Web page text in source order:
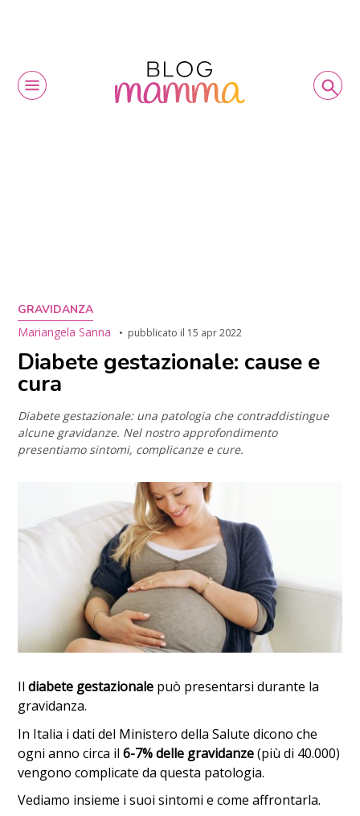
GRAVIDANZA
Mariangela Sanna
pubblicato il 15 apr 2022
Diabete gestazionale: cause e
cura
Diabete gestazionale: una patologia che contraddistingue
alcune gravidanze. Nel nostro approfondimento
presentiamo sintomi, complicanze e cure.
Ildiabete gestazionale può presentarsi durante la
gravidanza.
In Italia i dati del Ministero della Salute dicono che
ogni anno circa il6-7% delle gravidanze(più di 40.000)
vengono complicate da questa patologia.
Vediamo insieme i suoi sintomi e come affrontarla.